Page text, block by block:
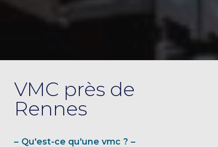
VMC près de
Rennes
Qu'est-ce qu'une vmc ?